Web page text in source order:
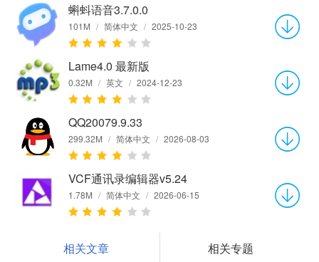
蝌蚪语音3.7.0.0
101M / 简体中文 / 2025-10-23
Lame4.0 最新版
0.32M / 英文 / 2024-12-23
QQ20079.9.33
299.32M / 简体中文 / 2026-08-03
VCF通讯录编辑器v5.24
1.78M / 简体中文 / 2026-06-15
相关文章 相关专题